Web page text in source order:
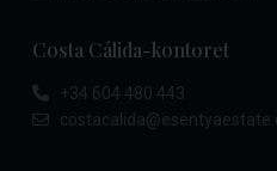
Costa Cálida-kontoret
+34 604 480 443